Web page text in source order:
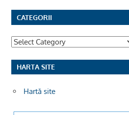
CATEGORII
Categorii
HARTA SITE
Hartă site